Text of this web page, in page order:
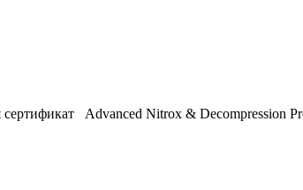
сертификат Advanced Nitrox & Decompression